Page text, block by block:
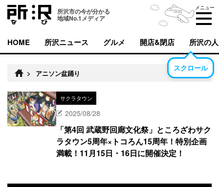
所沢市の今が分かる
地域No.1メディア
メニュー
HOME 所沢ニュース グルメ 開店&閉店 所沢の人
スクロール
> アニソン盆踊り
サクラタウン
2025/08/28
「第4回 武蔵野回廊文化祭」ところざわサク
ラタウン5周年×トコろん15周年！特別企画
満載！11月15日・16日に開催決定！